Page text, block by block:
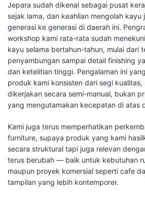
Jepara sudah dikenal sebagai pusat
sejak lama, dan keahlian mengolah
generasi ke generasi di daerah ini.
workshop kami rata-rata sudah
kayu selama bertahun-tahun, mulai dari
penyambungan sampai detail finishing
dan ketelitian tinggi. Pengalaman ini
produk kami konsisten dari segi
dikerjakan secara semi-manual, bukan
yang mengutamakan kecepatan di atas
Kami juga terus memperhatikan
furniture, supaya produk yang kami
secara struktural tapi juga relevan
terus berubah — baik untuk kebutuhan
maupun proyek komersial seperti cafe
tampilan yang lebih kontemporer.